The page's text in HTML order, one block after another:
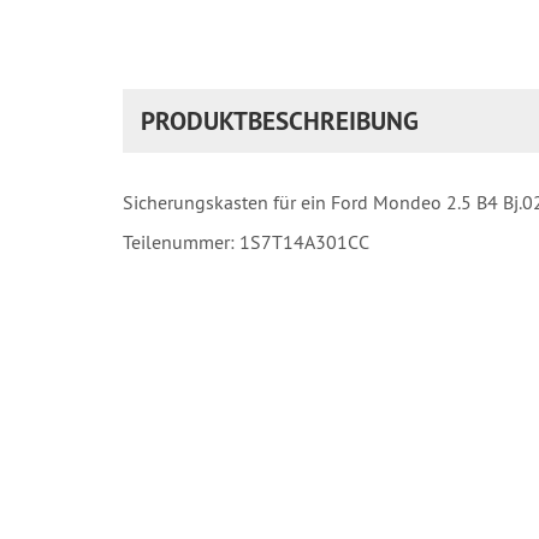
PRODUKTBESCHREIBUNG
Sicherungskasten für ein Ford Mondeo 2.5 B4
Teilenummer: 1S7T14A301CC